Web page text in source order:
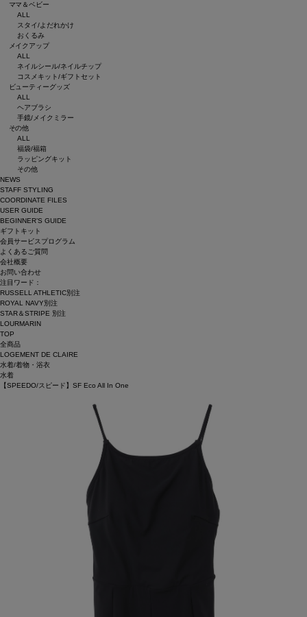
ママ＆ベビー
ALL
スタイ/よだれかけ
おくるみ
メイクアップ
ALL
ネイルシール/ネイルチップ
コスメキット/ギフトセット
ビューティーグッズ
ALL
ヘアブラシ
手鏡/メイクミラー
その他
ALL
福袋/福箱
ラッピングキット
その他
NEWS
STAFF STYLING
COORDINATE FILES
USER GUIDE
BEGINNER’S GUIDE
ギフトキット
会員サービスプログラム
よくあるご質問
会社概要
お問い合わせ
注目ワード：
RUSSELL ATHLETIC別注
ROYAL NAVY別注
STAR＆STRIPE 別注
LOURMARIN
TOP
全商品
LOGEMENT DE CLAIRE
水着/着物・浴衣
水着
【SPEEDO/スピード】SF Eco All In One